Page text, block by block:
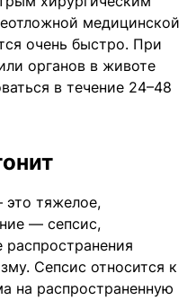
медицинской
очень быстро. При
органов в животе
в течение 24–48
тяжелое,
— сепсис,
распространения
Сепсис относится к
на распространенную